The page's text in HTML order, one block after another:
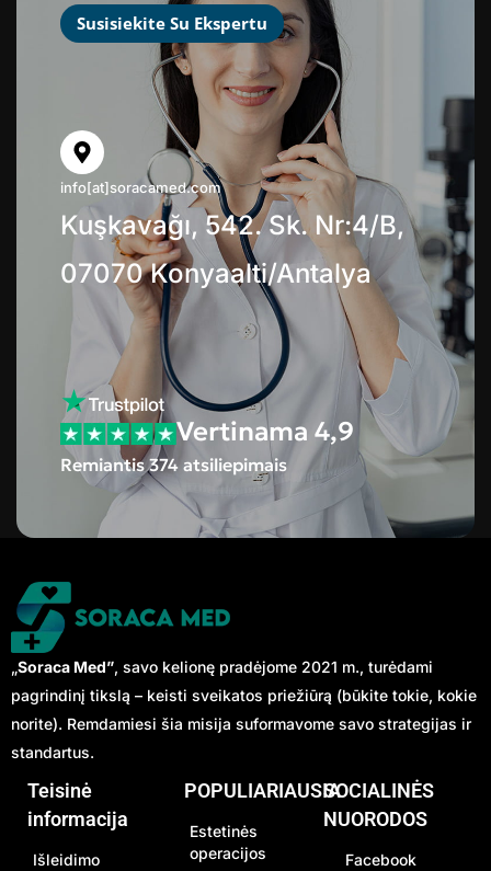
Susisiekite Su Ekspertu
info[at]soracamed.com
Kuşkavağı, 542. Sk. Nr:4/B,
07070 Konyaalti/Antalya
Vertinama 4,9
Remiantis 374 atsiliepimais
„Soraca Med”, savo kelionę pradėjome 2021 m., turėdami
pagrindinį tikslą – keisti sveikatos priežiūrą (būkite tokie, kokie
norite). Remdamiesi šia misija suformavome savo strategijas ir
standartus.
Teisinė
informacija
Išleidimo
POPULIARIAUSIA
Estetinės
operacijos
SOCIALINĖS
NUORODOS
Facebook